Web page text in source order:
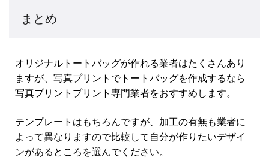
まとめ
オリジナルトートバッグが作れる業者はたくさんあり
ますが、写真プリントでトートバッグを作成するなら
写真プリントプリント専門業者をおすすめします。
テンプレートはもちろんですが、加工の有無も業者に
よって異なりますので比較して自分が作りたいデザイ
ンがあるところを選んでください。